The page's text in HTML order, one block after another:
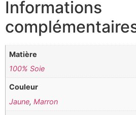
Informations
Matière
100% Soie
Couleur
Jaune,Marron